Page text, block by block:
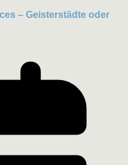
– Geisterstädte oder